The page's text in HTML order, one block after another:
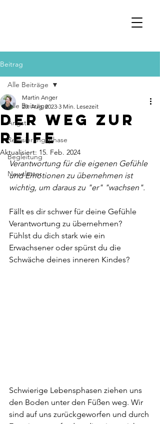
Beitrag
Alle Beiträge
Angst
Realisierungsphase
Begleitung
Newsletter
Alle Beiträge
Der Weg zur
Reife
Martin Anger
20. Aug. 2023 3 Min. Lesezeit
Aktualisiert: 15. Feb. 2024
Verantwortung für die eigenen Gefühle
und Emotionen zu übernehmen ist
wichtig, um daraus zu "er" "wachsen".
Fällt es dir schwer für deine Gefühle
Verantwortung zu übernehmen?
Fühlst du dich stark wie ein
Erwachsener oder spürst du die
Schwäche deines inneren Kindes?
Schwierige Lebensphasen ziehen uns
den Boden unter den Füßen weg. Wir
sind auf uns zurückgeworfen und durch